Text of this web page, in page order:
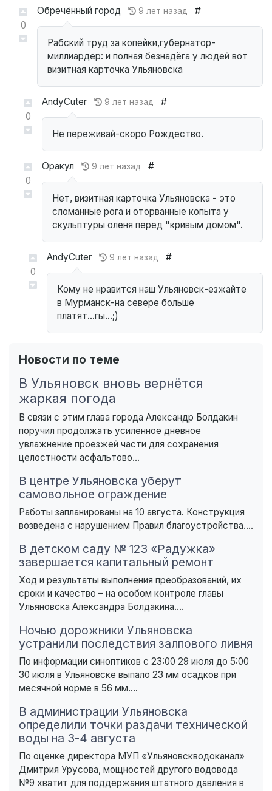
0
Обречённый город 9 лет назад #
Рабский труд за копейки,губернатор-
миллиардер: и полная безнадёга у людей вот
визитная карточка Ульяновска
0
AndyCuter 9 лет назад #
Не переживай-скоро Рождество.
0
Оракул 9 лет назад #
Нет, визитная карточка Ульяновска - это
сломанные рога и оторванные копыта у
скульптуры оленя перед "кривым домом".
0
AndyCuter 9 лет назад #
Кому не нравится наш Ульяновск-езжайте
в Мурманск-на севере больше
платят...гы...;)
Новости по теме
В Ульяновск вновь вернётся
жаркая погода
В связи с этим глава города Александр Болдакин
поручил продолжать усиленное дневное
увлажнение проезжей части для сохранения
целостности асфальтово...
В центре Ульяновска уберут
самовольное ограждение
Работы запланированы на 10 августа. Конструкция
возведена с нарушением Правил благоустройства....
В детском саду № 123 «Радужка»
завершается капитальный ремонт
Ход и результаты выполнения преобразований, их
сроки и качество – на особом контроле главы
Ульяновска Александра Болдакина....
Ночью дорожники Ульяновска
устранили последствия залпового ливня
По информации синоптиков с 23:00 29 июля до 5:00
30 июля в Ульяновске выпало 23 мм осадков при
месячной норме в 56 мм....
В администрации Ульяновска
определили точки раздачи технической
воды на 3-4 августа
По оценке директора МУП «Ульяновскводоканал»
Дмитрия Урусова, мощностей другого водовода
№9 хватит для поддержания штатного давления в